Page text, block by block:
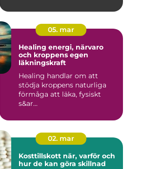
05. mar
Healing energi, närvaro
och kroppens egen
läkningskraft
Healing handlar om att
stödja kroppens naturliga
förmåga att läka, fysiskt
s&ar...
02. mar
Kosttillskott när, varför och
hur de kan göra skillnad